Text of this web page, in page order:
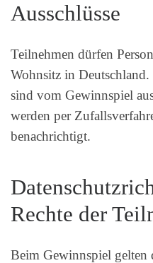
Ausschlüsse
Teilnehmen dürfen
Wohnsitz in
sind vom Gewinnspiel
werden per
benachrichtigt.
Rechte der
Beim Gewinnspiel gelten